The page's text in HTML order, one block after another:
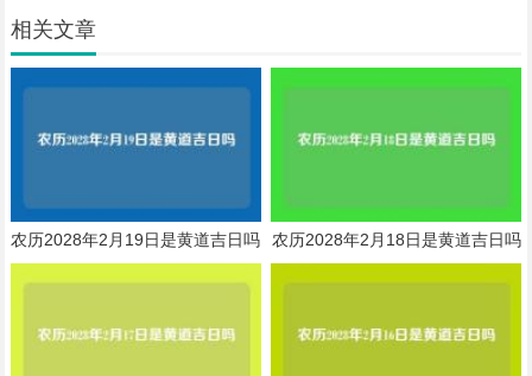
相关文章
农历2028年2月19日是黄道吉日吗 农历2028年2月18日是黄道吉日吗